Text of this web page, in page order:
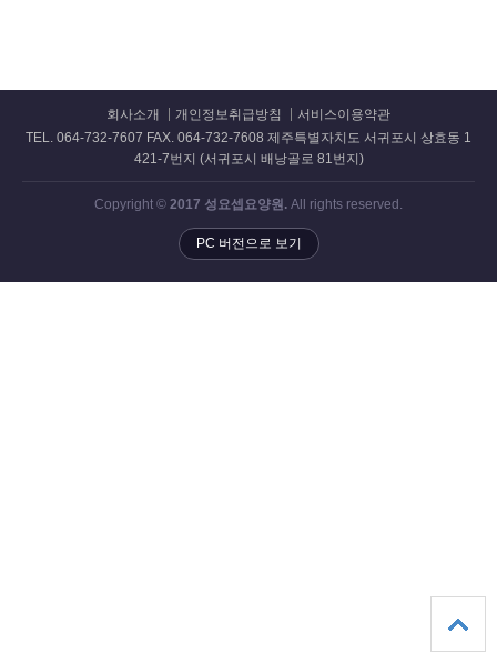
회사소개 개인정보취급방침
서비스이용약관
TEL. 064-732-7607 FAX. 064-732-7608 제주특별자치도 서귀포시 상효동 1
421-7번지 (서귀포시 배낭골로 81번지)
Copyright © 2017 성요셉요양원. All rights reserved.
PC 버전으로 보기